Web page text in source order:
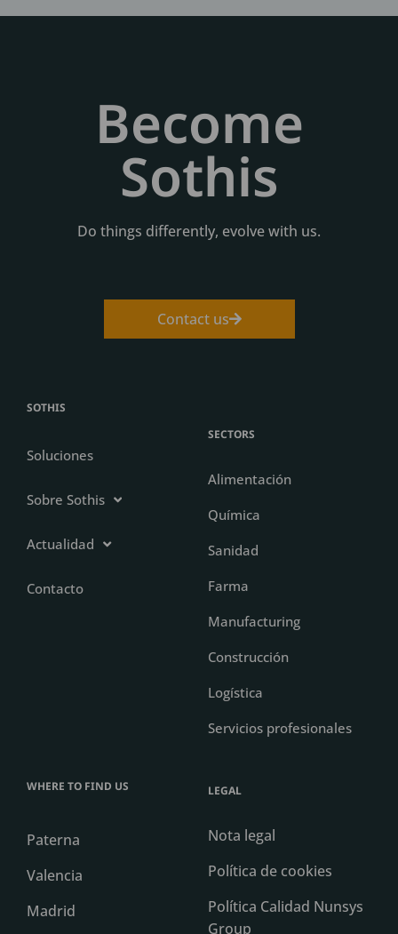
Become
Sothis
Do things differently, evolve with us.
Contact us
SOTHIS
Soluciones
Sobre Sothis
Actualidad
Contacto
SECTORS
Alimentación
Química
Sanidad
Farma
Manufacturing
Construcción
Logística
Servicios profesionales
WHERE TO FIND US
Paterna
Valencia
Madrid
LEGAL
Nota legal
Política de cookies
Política Calidad Nunsys
Group